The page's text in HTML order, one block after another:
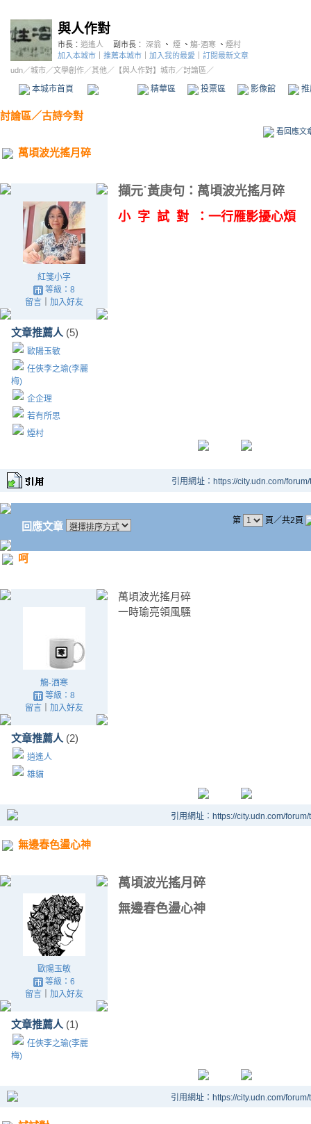
與人作對
市長： 逍遙人 副市長： 深翁 、 煙 、 觴-酒寒 、 煙村
加入本城市
推薦本城市 加入我的最愛
訂閱最新文章
udn／城市／文學創作／其他 ／ 【與人作對】城市／討論區／
本城市首頁 精華區 投票區 影像館
討論區／古詩今對
看回應文
萬頃波光搖月碎
紅箋小字
等級：8
留言｜ 加入好友
文章推薦人 (5)
歐陽玉敏
任俠李之瑜(李麗
梅)
企企理
若有所思
煙村
擷元˙黃庚句：萬頃波光搖月碎
小 字 試 對 ：一行雁影擾心煩
引用網址：https://city.udn.com/
回應文章 第 頁／共2頁
呵
觴-酒寒
等級：8
留言｜ 加入好友
文章推薦人 (2)
逍遙人
雄貓
萬頃波光搖月碎
一時瑜亮領風騷
引用網址：https://city.udn.com/
無邊春色盪心神
歐陽玉敏
等級：6
留言｜ 加入好友
文章推薦人 (1)
任俠李之瑜(李麗
梅)
萬頃波光搖月碎
無邊春色盪心神
引用網址：https://city.udn.com/